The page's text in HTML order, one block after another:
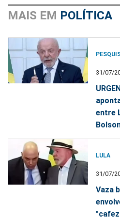
MAIS EM POLÍTICA
31/07/
entre
LULA
31/07/
Vaza